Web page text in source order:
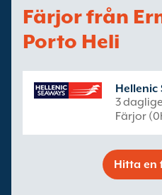
Färjor från
Porto Heli
Hellenic
3
Färjor
Hitta en